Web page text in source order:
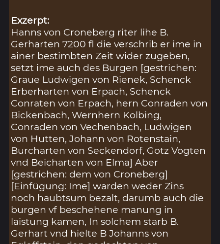
Exzerpt:
Hanns von Croneberg riter lihe B.
Gerharten 7200 fl die verschrib er ime in
ainer bestimbten Zeit wider zugeben,
setzt ime auch des Burgen [gestrichen:
Graue Ludwigen von Rienek, Schenck
Erberharten von Erpach, Schenck
Conraten von Erpach, hern Conraden von
Bickenbach, Wernhern Kolbing,
Conraden von Vechenbach, Ludwigen
von Hutten, Johann von Rotenstain,
Burcharten von Seckendorf, Gotz Vogten
vnd Beicharten von Elma] Aber
[gestrichen: dem von Croneberg]
[Einfügung: Ime] warden weder Zins
noch haubtsum bezalt, darumb auch die
burgen vf beschehene manung in
laistung kamen, In solchem starb B.
Gerhart vnd hielte B Johanns von